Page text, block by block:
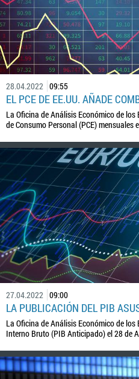
28.04.2022 09:55
EL PCE DE EE.UU. AÑADE
La Oficina de Análisis Económico de
de Consumo Personal (PCE) mensuales
27.04.2022 09:00
LA PUBLICACIÓN DEL PIB
La Oficina de Análisis Económico de
Interno Bruto (PIB Anticipado) el 28 de